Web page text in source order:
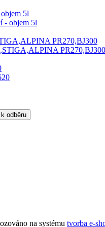
5l
PR270,BJ300
na systému tvorba e-